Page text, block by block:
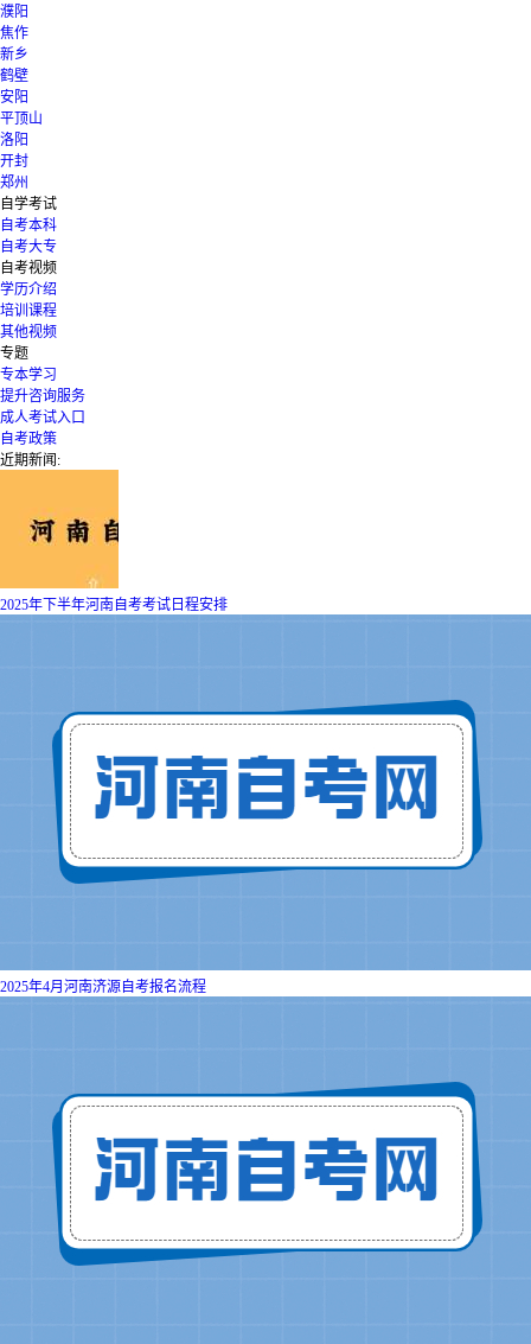
濮阳
焦作
新乡
鹤壁
安阳
平顶山
洛阳
开封
郑州
自学考试
自考本科
自考大专
自考视频
学历介绍
培训课程
其他视频
专题
专本学习
提升咨询服务
成人考试入口
自考政策
近期新闻:
2025年下半年河南自考考试日程安排
2025年4月河南济源自考报名流程